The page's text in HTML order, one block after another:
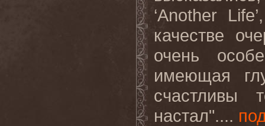
‘Another Life’
качестве
очень
имеющая
счастливы
настал"....